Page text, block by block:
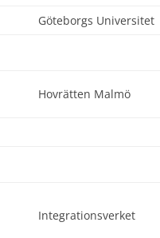
Göteborgs Universitet
Hovrätten Malmö
Integrationsverket